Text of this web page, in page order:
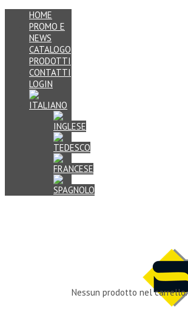
HOME
PROMO E
NEWS
CATALOGO
PRODOTTI
CONTATTI
LOGIN
Nessun prodotto nel carrello.